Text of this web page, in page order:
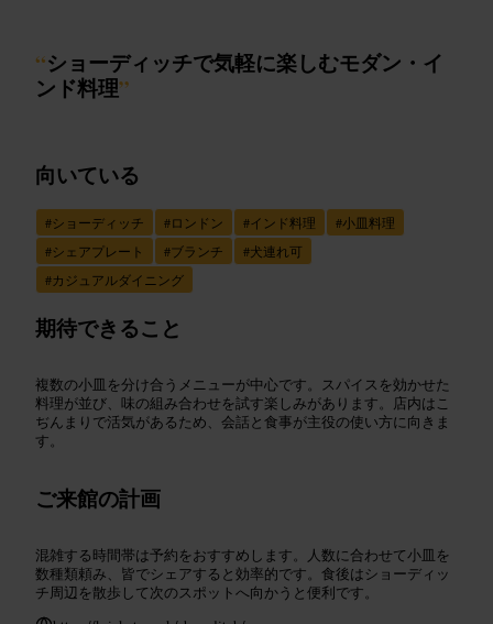
“ショーディッチで気軽に楽しむモダン・イ
ンド料理”
向いている
#ショーディッチ #ロンドン #インド料理 #小皿料理
#シェアプレート #ブランチ #犬連れ可
#カジュアルダイニング
期待できること
複数の小皿を分け合うメニューが中心です。スパイスを効かせた
料理が並び、味の組み合わせを試す楽しみがあります。店内はこ
ぢんまりで活気があるため、会話と食事が主役の使い方に向きま
す。
ご来館の計画
混雑する時間帯は予約をおすすめします。人数に合わせて小皿を
数種類頼み、皆でシェアすると効率的です。食後はショーディッ
チ周辺を散歩して次のスポットへ向かうと便利です。